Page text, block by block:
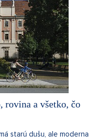
rovina a všetko, čo
starú dušu, ale moderna